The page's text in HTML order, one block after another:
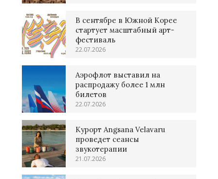
В сентябре в Южной Корее
стартует масштабный арт-
фестиваль
22.07.2026
Аэрофлот выставил на
распродажу более 1 млн
билетов
22.07.2026
Курорт Angsana Velavaru
проведет сеансы
звукотерапии
21.07.2026